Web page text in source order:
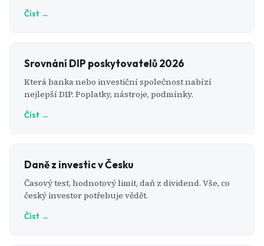
Číst →
Srovnání DIP poskytovatelů 2026
Která banka nebo investiční společnost nabízí
nejlepší DIP. Poplatky, nástroje, podmínky.
Číst →
Daně z investic v Česku
Časový test, hodnotový limit, daň z dividend. Vše, co
český investor potřebuje vědět.
Číst →